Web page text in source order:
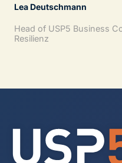
Lea Deutschmann
Head of USP5 Business
Resilienz